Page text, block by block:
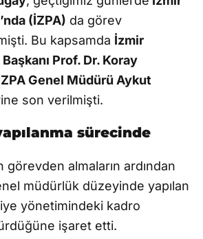
(İZPA) da görev
Bu kapsamda İzmir
Prof. Dr. Koray
Genel Müdürü Aykut
son verilmişti.
sürecinde
görevden almaların ardından
müdürlük düzeyinde yapılan
yönetimindeki kadro
işaret etti.